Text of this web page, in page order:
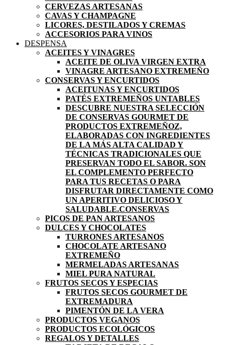
CERVEZAS ARTESANAS
CAVAS Y CHAMPAGNE
LICORES, DESTILADOS Y CREMAS
ACCESORIOS PARA VINOS
DESPENSA
ACEITES Y VINAGRES
ACEITE DE OLIVA VIRGEN EXTRA
VINAGRE ARTESANO EXTREMEÑO
CONSERVAS Y ENCURTIDOS
ACEITUNAS Y ENCURTIDOS
PATÉS EXTREMEÑOS UNTABLES
DESCUBRE NUESTRA SELECCIÓN
DE CONSERVAS GOURMET DE
PRODUCTOS EXTREMEÑOZ,
ELABORADAS CON INGREDIENTES
DE LA MÁS ALTA CALIDAD Y
TÉCNICAS TRADICIONALES QUE
PRESERVAN TODO EL SABOR. SON
EL COMPLEMENTO PERFECTO
PARA TUS RECETAS O PARA
DISFRUTAR DIRECTAMENTE COMO
UN APERITIVO DELICIOSO Y
SALUDABLE.CONSERVAS
PICOS DE PAN ARTESANOS
DULCES Y CHOCOLATES
TURRONES ARTESANOS
CHOCOLATE ARTESANO
EXTREMEÑO
MERMELADAS ARTESANAS
MIEL PURA NATURAL
FRUTOS SECOS Y ESPECIAS
FRUTOS SECOS GOURMET DE
EXTREMADURA
PIMENTÓN DE LA VERA
PRODUCTOS VEGANOS
PRODUCTOS ECOLÓGICOS
REGALOS Y DETALLES